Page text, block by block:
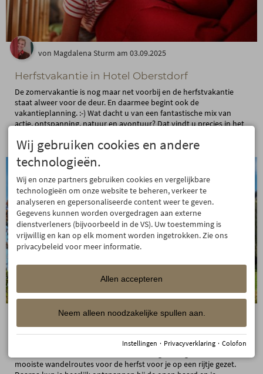
von Magdalena Sturm am 03.09.2025
Herfstvakantie in Hotel Oberstdorf
De zomervakantie is nog maar net voorbij en de herfstvakantie
staat alweer voor de deur. En daarmee begint ook de
vakantieplanning. :-) Wat dacht u van een fantastische mix van
actie, ontspanning, natuur en avontuur? Dat vindt u precies in het
von Magdalena Sturm am 02.09.2025
Wandeltips van Magdalena voor de herfst
mooiste wandelroutes voor de herfst voor je op een rijtje gezet.
Wij gebruiken cookies en andere
technologieën.
Wij en onze partners gebruiken cookies en vergelijkbare
technologieën om onze website te beheren, verkeer te
analyseren en gepersonaliseerde content weer te geven.
Gegevens kunnen worden overgedragen aan externe
dienstverleners (bijvoorbeeld in de VS). Uw toestemming is
vrijwillig en kan op elk moment worden ingetrokken. Zie ons
privacybeleid voor meer informatie.
Allen accepteren
Neem alleen noodzakelijke spullen aan.
Instellingen · Privacyverklaring · Colofon